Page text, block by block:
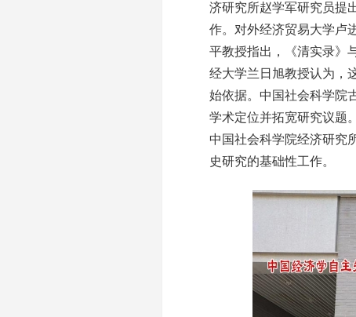
济研究所赵学军研究员提
作。对外经济贸易大学卢
平教授指出，《清实录》
经大学兰日旭教授认为，
始依据。中国社会科学院
学术定位并拓宽研究议题
中国社会科学院经济研究
史研究的基础性工作。